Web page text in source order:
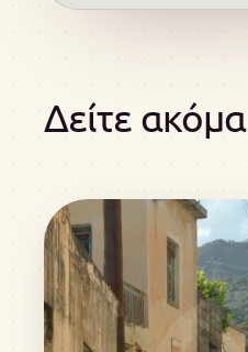
Δείτε ακόμα